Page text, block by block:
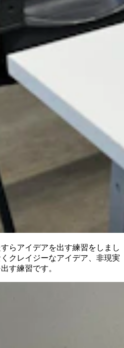
らアイデアを出す練習をしまし
クレイジーなアイデア、非現実
す練習です。